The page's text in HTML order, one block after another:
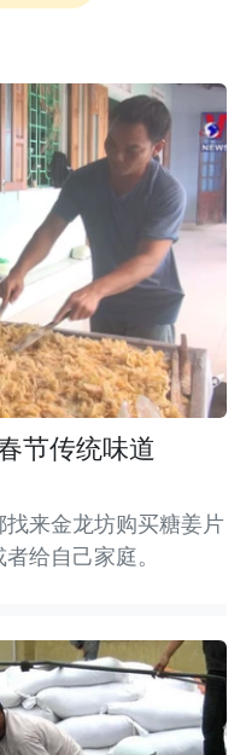
节传统味道
来金龙坊购买糖姜片
给自己家庭。